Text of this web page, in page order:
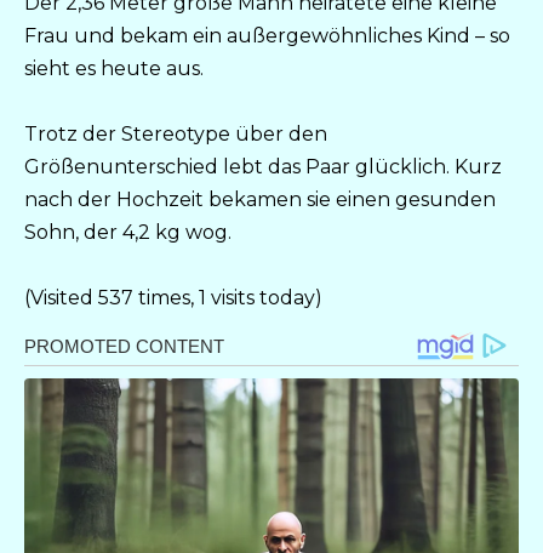
Frau und bekam ein außergewöhnliches Kind – so
sieht es heute aus.
Trotz der Stereotype über den
Größenunterschied lebt das Paar glücklich. Kurz
nach der Hochzeit bekamen sie einen gesunden
Sohn, der 4,2 kg wog.
(Visited 537 times, 1 visits today)